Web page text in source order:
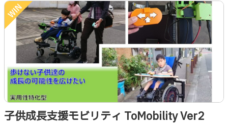
子供成長支援モビリティ ToMobility Ver2